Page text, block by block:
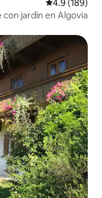
Calificación
4.9 (189)
con jardín en Algovia